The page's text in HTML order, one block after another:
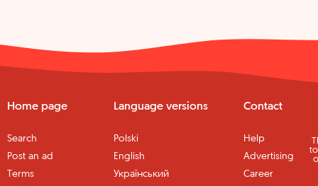
Home page
Search
Post an ad
Terms
Language versions
Polski
English
Український
Contact
Help
Advertising
Career